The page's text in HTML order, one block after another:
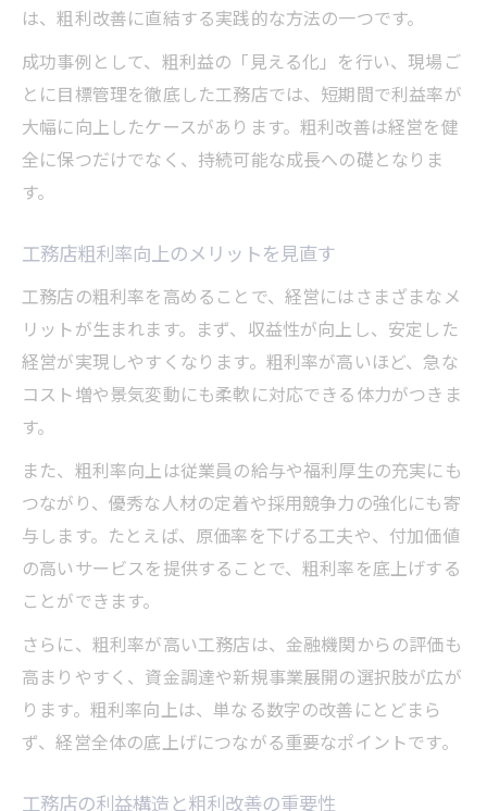
は、粗利改善に直結する実践的な方法の一つです。
成功事例として、粗利益の「見える化」を行い、現場ご
とに目標管理を徹底した工務店では、短期間で利益率が
大幅に向上したケースがあります。粗利改善は経営を健
全に保つだけでなく、持続可能な成長への礎となりま
す。
工務店粗利率向上のメリットを見直す
工務店の粗利率を高めることで、経営にはさまざまなメ
リットが生まれます。まず、収益性が向上し、安定した
経営が実現しやすくなります。粗利率が高いほど、急な
コスト増や景気変動にも柔軟に対応できる体力がつきま
す。
また、粗利率向上は従業員の給与や福利厚生の充実にも
つながり、優秀な人材の定着や採用競争力の強化にも寄
与します。たとえば、原価率を下げる工夫や、付加価値
の高いサービスを提供することで、粗利率を底上げする
ことができます。
さらに、粗利率が高い工務店は、金融機関からの評価も
高まりやすく、資金調達や新規事業展開の選択肢が広が
ります。粗利率向上は、単なる数字の改善にとどまら
ず、経営全体の底上げにつながる重要なポイントです。
工務店の利益構造と粗利改善の重要性